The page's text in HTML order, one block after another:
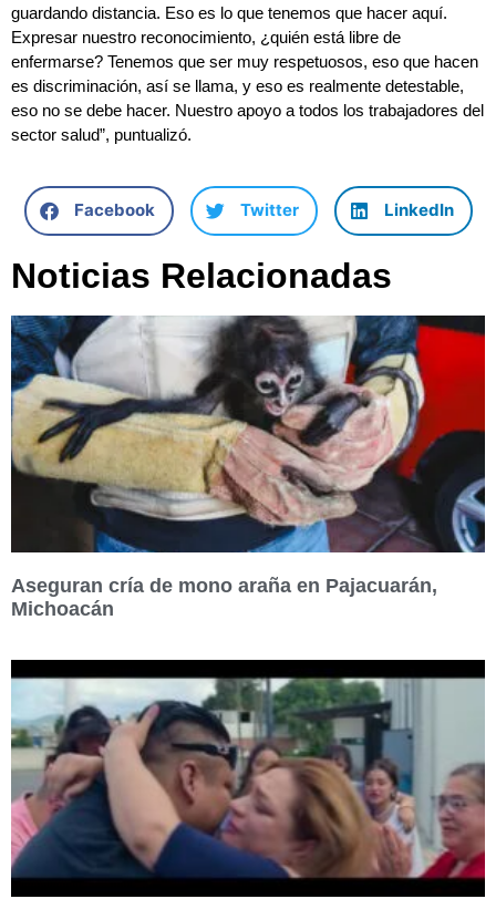
guardando distancia. Eso es lo que tenemos que hacer aquí.
Expresar nuestro reconocimiento, ¿quién está libre de
enfermarse? Tenemos que ser muy respetuosos, eso que hacen
es discriminación, así se llama, y eso es realmente detestable,
eso no se debe hacer. Nuestro apoyo a todos los trabajadores del
sector salud”, puntualizó.
Facebook Twitter LinkedIn
Noticias Relacionadas
Aseguran cría de mono araña en Pajacuarán,
Michoacán